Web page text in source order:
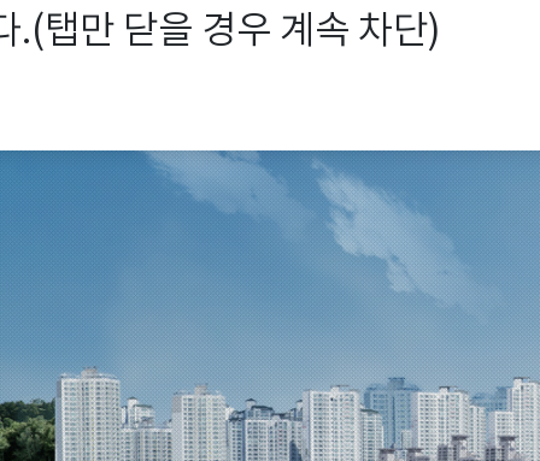
.(탭만 닫을 경우 계속 차단)